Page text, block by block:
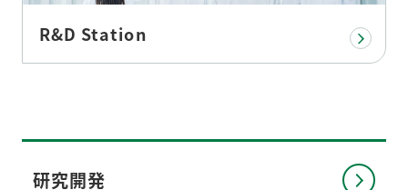
R&D Station
研究開発